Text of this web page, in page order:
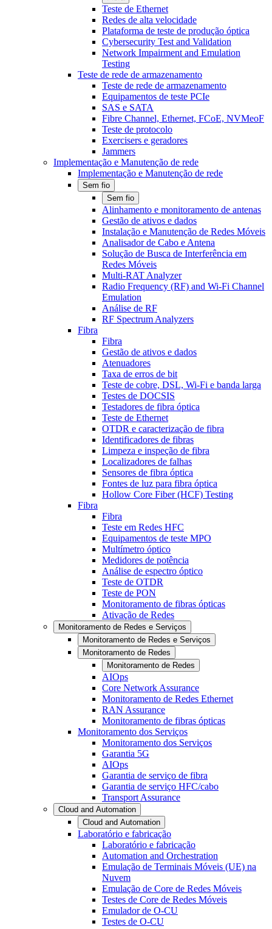
Teste de Ethernet
Redes de alta velocidade
Plataforma de teste de produção óptica
Cybersecurity Test and Validation
Network Impairment and Emulation
Testing
Teste de rede de armazenamento
Teste de rede de armazenamento
Equipamentos de teste PCIe
SAS e SATA
Fibre Channel, Ethernet, FCoE, NVMeoF
Teste de protocolo
Exercisers e geradores
Jammers
Implementação e Manutenção de rede
Implementação e Manutenção de rede
Sem fio
Sem fio
Alinhamento e monitoramento de antenas
Gestão de ativos e dados
Instalação e Manutenção de Redes Móveis
Analisador de Cabo e Antena
Solução de Busca de Interferência em
Redes Móveis
Multi-RAT Analyzer
Radio Frequency (RF) and Wi-Fi Channel
Emulation
Análise de RF
RF Spectrum Analyzers
Fibra
Fibra
Gestão de ativos e dados
Atenuadores
Taxa de erros de bit
Teste de cobre, DSL, Wi-Fi e banda larga
Testes de DOCSIS
Testadores de fibra óptica
Teste de Ethernet
OTDR e caracterização de fibra
Identificadores de fibras
Limpeza e inspeção de fibra
Localizadores de falhas
Sensores de fibra óptica
Fontes de luz para fibra óptica
Hollow Core Fiber (HCF) Testing
Fibra
Fibra
Teste em Redes HFC
Equipamentos de teste MPO
Multímetro óptico
Medidores de potência
Análise de espectro óptico
Teste de OTDR
Teste de PON
Monitoramento de fibras ópticas
Ativação de Redes
Monitoramento de Redes e Serviços
Monitoramento de Redes e Serviços
Monitoramento de Redes
Monitoramento de Redes
AIOps
Core Network Assurance
Monitoramento de Redes Ethernet
RAN Assurance
Monitoramento de fibras ópticas
Monitoramento dos Serviços
Monitoramento dos Serviços
Garantia 5G
AIOps
Garantia de serviço de fibra
Garantia de serviço HFC/cabo
Transport Assurance
Cloud and Automation
Cloud and Automation
Laboratório e fabricação
Laboratório e fabricação
Automation and Orchestration
Emulação de Terminais Móveis (UE) na
Nuvem
Emulação de Core de Redes Móveis
Testes de Core de Redes Móveis
Emulador de O-CU
Testes de O-CU